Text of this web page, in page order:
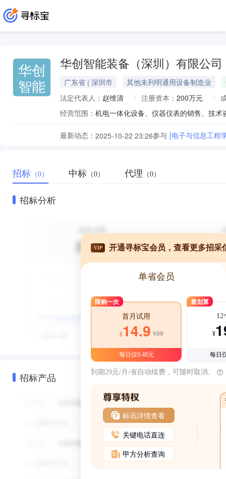
华创
智能
华创智能装备（深圳）有限公司
广东省 | 深圳市 其他未列明通用设备制造业
法定代表人： 赵维清 注册资本： 200万元
经营范围： 机电一体化设备、仪器仪表的销售、技
最新动态： 2025-10-22 23:26参与 [电子与信息工程
招标 （0） 中标 （0） 代理 （0）
招标分析
招标产品
VIP 开通寻标宝会员，查看更多招采
单省会员
限购一次
首月试用
¥14.9 ¥39
每日仅0.48元
最划算
12
¥
每日
到期29元/月/省自动续费，可随时取消。
标讯详情查看
关键电话直连
甲方分析查询